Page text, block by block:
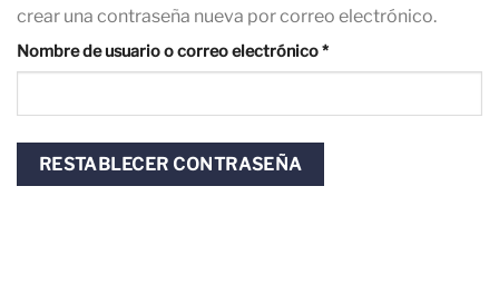
crear una contraseña nueva por correo electrónico.
Nombre de usuario o correo electrónico*Obligatorio
RESTABLECER CONTRASEÑA